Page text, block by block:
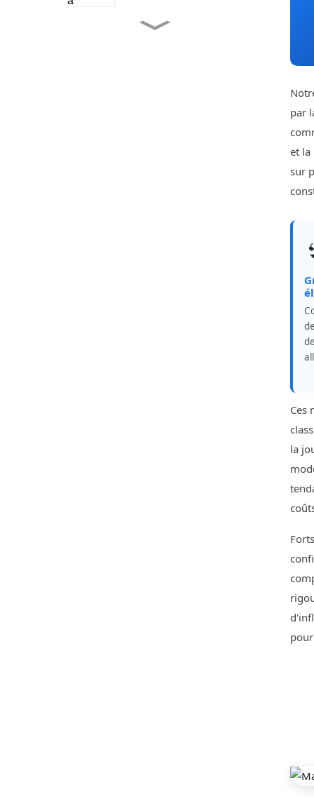
Ensemble bikini deux
par
et la
sur
Ces
la